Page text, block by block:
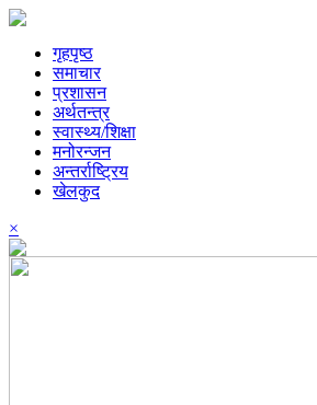
गृहपृष्ठ
समाचार
प्रशासन
अर्थतन्त्र
स्वास्थ्य/शिक्षा
मनोरन्जन
अन्तर्राष्ट्रिय
खेलकुद
×